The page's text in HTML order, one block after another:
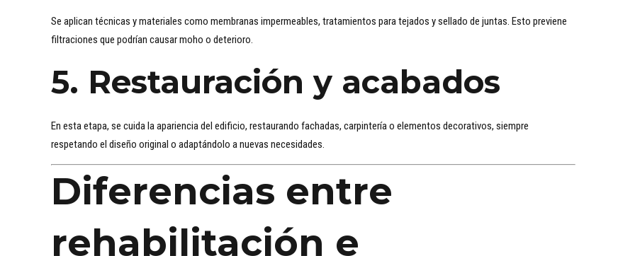
Se aplican técnicas y materiales como membranas impermeables, tratamientos para tejados y sellado de juntas. Esto previene
filtraciones que podrían causar moho o deterioro.
5. Restauración y acabados
En esta etapa, se cuida la apariencia del edificio, restaurando fachadas, carpintería o elementos decorativos, siempre
respetando el diseño original o adaptándolo a nuevas necesidades.
Diferencias entre
rehabilitación e